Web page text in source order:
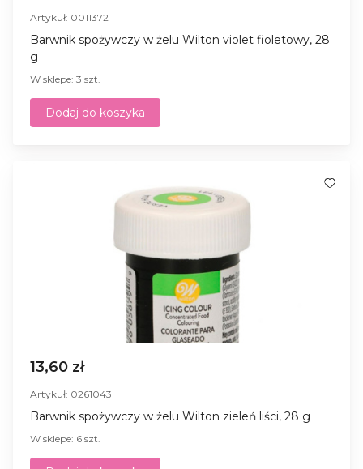
Artykuł: 0011372
Barwnik spożywczy w żelu Wilton violet fioletowy, 28
g
W sklepe: 3 szt.
Dodaj do koszyka
13,60 zł
Artykuł: 0261043
Barwnik spożywczy w żelu Wilton zieleń liści, 28 g
W sklepe: 6 szt.